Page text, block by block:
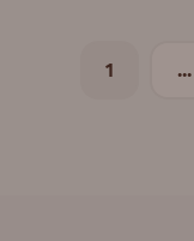
1 ...